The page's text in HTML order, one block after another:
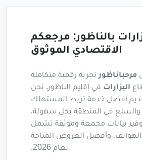
بالناظور: مرجعكم
الاقتصادي الموثوق
مرحباناظورتجربة رقمية متكاملة
البزارات في إقليم الناظور. نحن
أفضل خدمة تربط المستهلك
والسلع في المنطقة بكل سهولة،
بيانات مجمعة وموثقة تشمل
الهواتف، وأفضل العروض المتاحة
لعام 2026.